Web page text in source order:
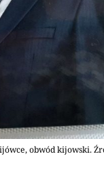
obwód kijowski.